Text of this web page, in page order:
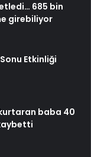
685 bin
girebiliyor
Etkinliği
kurtaran baba 40